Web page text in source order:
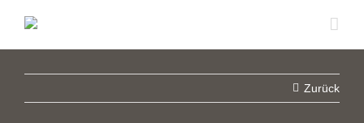
Inhalt
Zurück